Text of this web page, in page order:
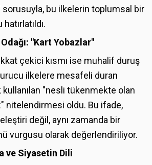
sorusuyla, bu ilkelerin toplumsal bir
"Kart Yobazlar"
çekici kısmı ise muhalif duruş
ilkelere mesafeli duran
"nesli tükenmekte olan
nitelendirmesi oldu. Bu ifade,
değil, aynı zamanda bir
vurgusu olarak değerlendiriliyor.
ve Siyasetin Dili